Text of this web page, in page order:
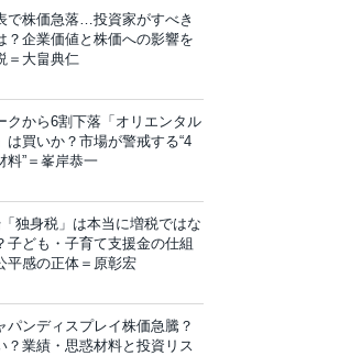
で株価急落…投資家がすべき
？企業価値と株価への影響を
＝大畠典仁
クから6割下落「オリエンタル
は買いか？市場が警戒する“4
料”＝峯岸恭一
独身税」は本当に増税ではな
子ども・子育て支援金の仕組
平感の正体＝原彰宏
パンディスプレイ株価急騰？
？業績・思惑材料と投資リス